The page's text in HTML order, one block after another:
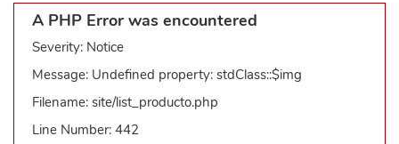
A PHP Error was encountered
Severity: Notice
Message: Undefined property: stdClass::$img
Filename: site/list_producto.php
Line Number: 442